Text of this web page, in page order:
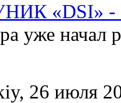
«DSI» -
уже
26 июля